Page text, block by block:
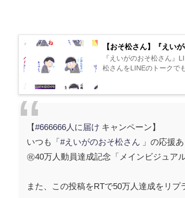
【おそ松さん】『えい
『えいがのおそ松さん』
松さんをLINEのトークで
【#666666人に届け キャンペーン】
いつも「#えいがのおそ松さん
」の応援
㊗40万人動員達成記念「メインビジュア
また、この投稿をRTで50万人達成をリプ